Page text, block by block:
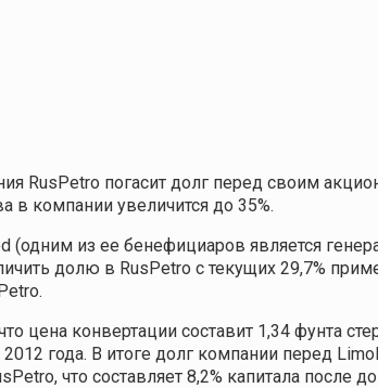
RusPetro погасит долг перед своим
в компании увеличится до 35%.
(одним из ее бенефициаров является
долю в RusPetro с текущих 29,7%
цена конвертации составит 1,34 фунта
года. В итоге долг компании перед
что составляет 8,2% капитала после